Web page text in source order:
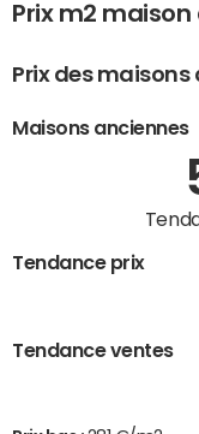
Prix m2
Prix des maisons
Maisons anciennes
Tendance prix
Tendance ventes